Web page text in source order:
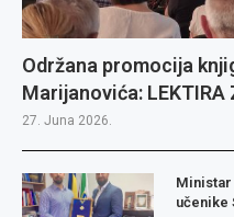
Održana promocija
Marijanovića: LEKTIRA
27. Juna 2026.
učenike